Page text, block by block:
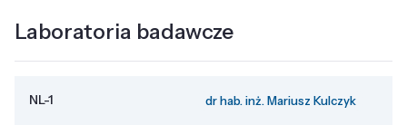
Laboratoria badawcze
NL-1 dr hab. inż. Mariusz Kulczyk